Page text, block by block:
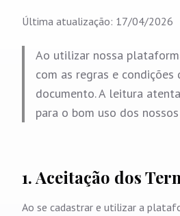
Última atualização: 17/04/2026
Ao utilizar nossa
com as regras e condições
documento. A leitura
para o bom uso dos
1. Aceitação dos
Ao se cadastrar e utilizar a